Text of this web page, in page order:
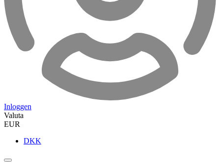
Inloggen
Valuta
EUR
DKK